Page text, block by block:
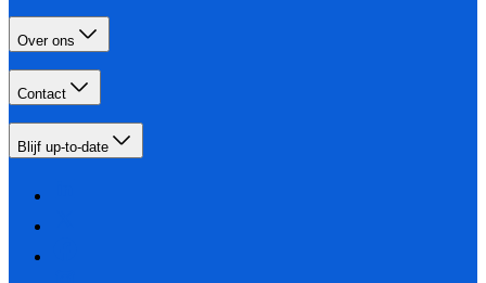
Over ons
Contact
Blijf up-to-date